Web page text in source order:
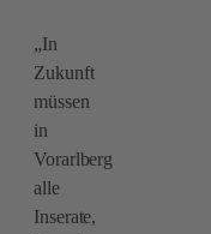
„In
Zukunft
müssen
in
Vorarlberg
alle
Inserate,